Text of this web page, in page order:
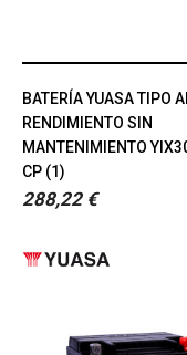
BATERÍA YUASA TIPO
RENDIMIENTO SIN
MANTENIMIENTO
CP (1)
288,22 €